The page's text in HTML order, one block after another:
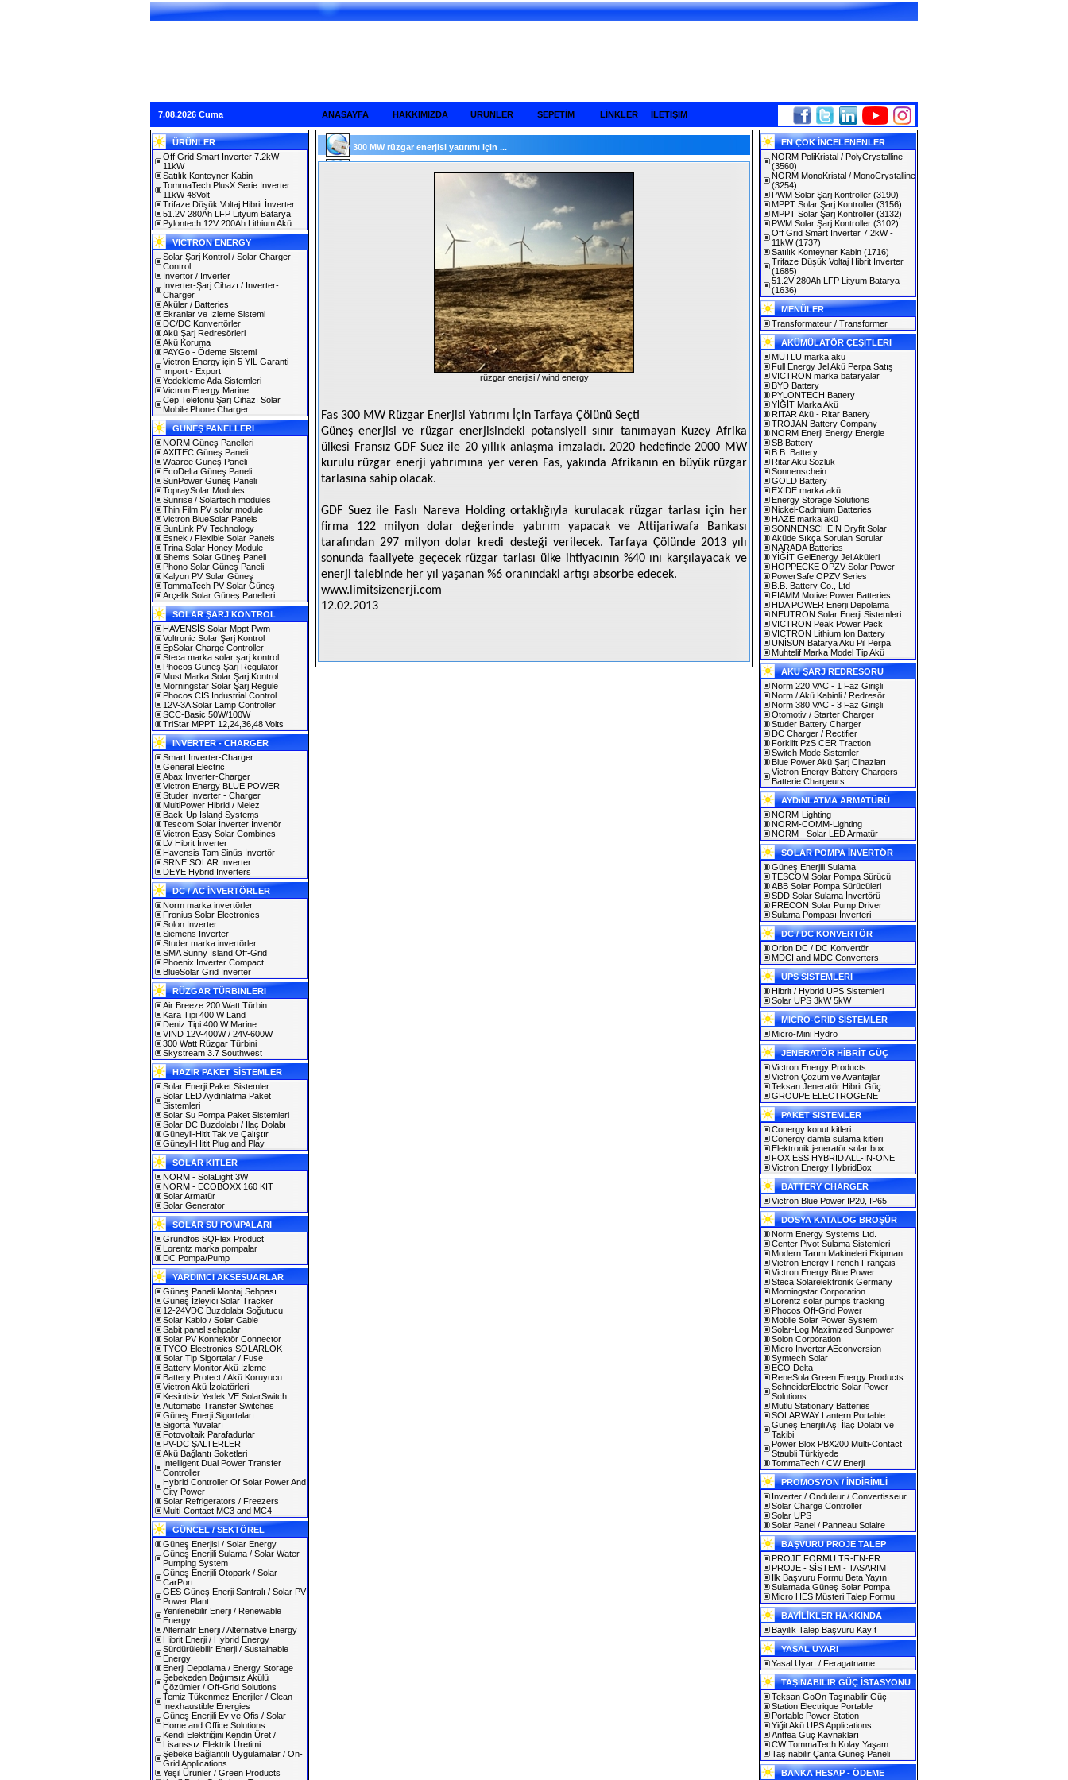
7.08.2026 Cuma ANASAYFA HAKKIMIZDA ÜRÜNLER SEPETİM LİNKLER İLETİŞİM
ÜRÜNLER
Off Grid Smart Inverter 7.2kW -
11kW
Satılık Konteyner Kabin
TommaTech PlusX Serie Inverter
11kW 48Volt
Trifaze Düşük Voltaj Hibrit İnverter
51.2V 280Ah LFP Lityum Batarya
Pylontech 12V 200Ah Lithium Akü
VICTRON ENERGY
Solar Şarj Kontrol / Solar Charger
Control
İnvertör / Inverter
İnverter-Şarj Cihazı / Inverter-
Charger
Aküler / Batteries
Ekranlar ve İzleme Sistemi
DC/DC Konvertörler
Akü Şarj Redresörleri
Akü Koruma
PAYGo - Ödeme Sistemi
Victron Energy için 5 YIL Garanti
Import - Export
Yedekleme Ada Sistemleri
Victron Energy Marine
Cep Telefonu Şarj Cihazı Solar
Mobile Phone Charger
GÜNEŞ PANELLERI
NORM Güneş Panelleri
AXITEC Güneş Paneli
Waaree Güneş Paneli
EcoDelta Güneş Paneli
SunPower Güneş Paneli
TopraySolar Modules
Sunrise / Solartech modules
Thin Film PV solar module
Victron BlueSolar Panels
SunLink PV Technology
Esnek / Flexible Solar Panels
Trina Solar Honey Module
Shems Solar Güneş Paneli
Phono Solar Güneş Paneli
Kalyon PV Solar Güneş
TommaTech PV Solar Güneş
Arçelik Solar Güneş Panelleri
SOLAR ŞARJ KONTROL
HAVENSİS Solar Mppt Pwm
Voltronic Solar Şarj Kontrol
EpSolar Charge Controller
Steca marka solar şarj kontrol
Phocos Güneş Şarj Regülatör
Must Marka Solar Şarj Kontrol
Morningstar Solar Şarj Regüle
Phocos CIS Industrial Control
12V-3A Solar Lamp Controller
SCC-Basic 50W/100W
TriStar MPPT 12,24,36,48 Volts
INVERTER - CHARGER
Smart Inverter-Charger
General Electric
Abax Inverter-Charger
Victron Energy BLUE POWER
Studer Inverter - Charger
MultiPower Hibrid / Melez
Back-Up Island Systems
Tescom Solar İnverter İnvertör
Victron Easy Solar Combines
LV Hibrit İnverter
Havensis Tam Sinüs İnvertör
SRNE SOLAR Inverter
DEYE Hybrid Inverters
DC / AC İNVERTÖRLER
Norm marka invertörler
Fronius Solar Electronics
Solon Inverter
Siemens Inverter
Studer marka invertörler
SMA Sunny Island Off-Grid
Phoenix Inverter Compact
BlueSolar Grid Inverter
RÜZGAR TÜRBINLERI
Air Breeze 200 Watt Türbin
Kara Tipi 400 W Land
Deniz Tipi 400 W Marine
VIND 12V-400W / 24V-600W
300 Watt Rüzgar Türbini
Skystream 3.7 Southwest
HAZIR PAKET SİSTEMLER
Solar Enerji Paket Sistemler
Solar LED Aydınlatma Paket
Sistemleri
Solar Su Pompa Paket Sistemleri
Solar DC Buzdolabı / İlaç Dolabı
Güneyli-Hitit Tak ve Çalıştır
Güneyli-Hitit Plug and Play
SOLAR KITLER
NORM - SolaLight 3W
NORM - ECOBOXX 160 KIT
Solar Armatür
Solar Generator
SOLAR SU POMPALARI
Grundfos SQFlex Product
Lorentz marka pompalar
DC Pompa/Pump
YARDIMCI AKSESUARLAR
Güneş Paneli Montaj Sehpası
Güneş İzleyici Solar Tracker
12-24VDC Buzdolabı Soğutucu
Solar Kablo / Solar Cable
Sabit panel sehpaları
Solar PV Konnektör Connector
TYCO Electronics SOLARLOK
Solar Tip Sigortalar / Fuse
Battery Monitor Akü İzleme
Battery Protect / Akü Koruyucu
Victron Akü İzolatörleri
Kesintisiz Yedek VE SolarSwitch
Automatic Transfer Switches
Güneş Enerji Sigortaları
Sigorta Yuvaları
Fotovoltaik Parafadurlar
PV-DC ŞALTERLER
Akü Bağlantı Soketleri
Intelligent Dual Power Transfer
Controller
Hybrid Controller Of Solar Power And
City Power
Solar Refrigerators / Freezers
Multi-Contact MC3 and MC4
GÜNCEL / SEKTÖREL
Güneş Enerjisi / Solar Energy
Güneş Enerjili Sulama / Solar Water
Pumping System
Güneş Enerjili Otopark / Solar
CarPort
GES Güneş Enerji Santralı / Solar PV
Power Plant
Yenilenebilir Enerji / Renewable
Energy
Alternatif Enerji / Alternative Energy
Hibrit Enerji / Hybrid Energy
Sürdürülebilir Enerji / Sustainable
Energy
Enerji Depolama / Energy Storage
Şebekeden Bağımsız Akülü
Çözümler / Off-Grid Solutions
Temiz Tükenmez Enerjiler / Clean
Inexhaustible Energies
Güneş Enerjili Ev ve Ofis / Solar
Home and Office Solutions
Kendi Elektriğini Kendin Üret /
Lisanssız Elektrik Üretimi
Şebeke Bağlantılı Uygulamalar / On-
Grid Applications
Yeşil Ürünler / Green Products
300 MW rüzgar enerjisi yatırımı için ...
rüzgar enerjisi / wind energy
Fas 300 MW Rüzgar Enerjisi Yatırımı İçin Tarfaya Çölünü Seçti
Güneş enerjisi ve rüzgar enerjisindeki potansiyeli sınır tanımayan Kuzey Afrika
ülkesi Fransız GDF Suez ile 20 yıllık anlaşma imzaladı. 2020 hedefinde 2000 MW
kurulu rüzgar enerji yatırımına yer veren Fas, yakında Afrikanın en büyük rüzgar
tarlasına sahip olacak.
GDF Suez ile Faslı Nareva Holding ortaklığıyla kurulacak rüzgar tarlası için her
firma 122 milyon dolar değerinde yatırım yapacak ve Attijariwafa Bankası
tarafından 297 milyon dolar kredi desteği verilecek. Tarfaya Çölünde 2013 yılı
sonunda faaliyete geçecek rüzgar tarlası ülke ihtiyacının %40 ını karşılayacak ve
enerji talebinde her yıl yaşanan %6 oranındaki artışı absorbe edecek.
www.limitsizenerji.com
12.02.2013
EN ÇOK İNCELENENLER
NORM PoliKristal / PolyCrystalline
(3560)
NORM MonoKristal / MonoCrystalline
(3254)
PWM Solar Şarj Kontroller (3190)
MPPT Solar Şarj Kontroller (3156)
MPPT Solar Şarj Kontroller (3132)
PWM Solar Şarj Kontroller (3102)
Off Grid Smart Inverter 7.2kW -
11kW(1737)
Satılık Konteyner Kabin (1716)
Trifaze Düşük Voltaj Hibrit İnverter
(1685)
51.2V 280Ah LFP Lityum Batarya
(1636)
MENÜLER
Transformateur / Transformer
AKÜMÜLATÖR ÇEŞITLERI
MUTLU marka akü
Full Energy Jel Akü Perpa Satış
VICTRON marka bataryalar
BYD Battery
PYLONTECH Battery
YİĞİT Marka Akü
RITAR Akü - Ritar Battery
TROJAN Battery Company
NORM Enerji Energy Energie
SB Battery
B.B. Battery
Ritar Akü Sözlük
Sonnenschein
GOLD Battery
EXIDE marka akü
Energy Storage Solutions
Nickel-Cadmium Batteries
HAZE marka akü
SONNENSCHEIN Dryfit Solar
Aküde Sıkça Sorulan Sorular
NARADA Batteries
YİĞİT GelEnergy Jel Aküleri
HOPPECKE OPZV Solar Power
PowerSafe OPZV Series
B.B. Battery Co., Ltd
FIAMM Motive Power Batteries
HDA POWER Enerji Depolama
NEUTRON Solar Enerji Sistemleri
VICTRON Peak Power Pack
VICTRON Lithium Ion Battery
UNİSUN Batarya Akü Pil Perpa
Muhtelif Marka Model Tip Akü
AKÜ ŞARJ REDRESÖRÜ
Norm 220 VAC - 1 Faz Girişli
Norm / Akü Kabinli / Redresör
Norm 380 VAC - 3 Faz Girişli
Otomotiv / Starter Charger
Studer Battery Charger
DC Charger / Rectifier
Forklift PzS CER Traction
Switch Mode Sistemler
Blue Power Akü Şarj Cihazları
Victron Energy Battery Chargers
Batterie Chargeurs
AYDıNLATMA ARMATÜRÜ
NORM-Lighting
NORM-COMM-Lighting
NORM - Solar LED Armatür
SOLAR POMPA İNVERTÖR
Güneş Enerjili Sulama
TESCOM Solar Pompa Sürücü
ABB Solar Pompa Sürücüleri
SDD Solar Sulama İnvertörü
FRECON Solar Pump Driver
Sulama Pompası İnverteri
DC / DC KONVERTÖR
Orion DC / DC Konvertör
MDCI and MDC Converters
UPS SISTEMLERI
Hibrit / Hybrid UPS Sistemleri
Solar UPS 3kW 5kW
MICRO-GRID SISTEMLER
Micro-Mini Hydro
JENERATÖR HİBRİT GÜÇ
Victron Energy Products
Victron Çözüm ve Avantajlar
Teksan Jeneratör Hibrit Güç
GROUPE ELECTROGENE
PAKET SISTEMLER
Conergy konut kitleri
Conergy damla sulama kitleri
Elektronik jeneratör solar box
FOX ESS HYBRID ALL-IN-ONE
Victron Energy HybridBox
BATTERY CHARGER
Victron Blue Power IP20, IP65
DOSYA KATALOG BROŞÜR
Norm Energy Systems Ltd.
Center Pivot Sulama Sistemleri
Modern Tarım Makineleri Ekipman
Victron Energy French Français
Victron Energy Blue Power
Steca Solarelektronik Germany
Morningstar Corporation
Lorentz solar pumps tracking
Phocos Off-Grid Power
Mobile Solar Power System
Solar-Log Maximized Sunpower
Solon Corporation
Micro Inverter AEconversion
Symtech Solar
ECO Delta
ReneSola Green Energy Products
SchneiderElectric Solar Power
Solutions
Mutlu Stationary Batteries
SOLARWAY Lantern Portable
Güneş Enerjili Aşı İlaç Dolabı ve
Takibi
Power Blox PBX200 Multi-Contact
Staubli Türkiyede
TommaTech / CW Enerji
PROMOSYON / İNDİRİMLİ
Inverter / Onduleur / Convertisseur
Solar Charge Controller
Solar UPS
Solar Panel / Panneau Solaire
BAŞVURU PROJE TALEP
PROJE FORMU TR-EN-FR
PROJE - SİSTEM - TASARIM
İlk Başvuru Formu Beta Yayını
Sulamada Güneş Solar Pompa
Micro HES Müşteri Talep Formu
BAYİLİKLER HAKKINDA
Bayilik Talep Başvuru Kayıt
YASAL UYARI
Yasal Uyarı / Feragatname
TAŞıNABILIR GÜÇ İSTASYONU
Teksan GoOn Taşınabilir Güç
Station Electrique Portable
Portable Power Station
Yiğit Akü UPS Applications
Antfea Güç Kaynakları
CW TommaTech Kolay Yaşam
Taşınabilir Çanta Güneş Paneli
BANKA HESAP - ÖDEME